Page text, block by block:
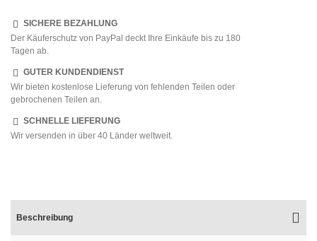
SICHERE BEZAHLUNG
Der Käuferschutz von PayPal deckt Ihre Einkäufe bis zu 180
Tagen ab.
GUTER KUNDENDIENST
Wir bieten kostenlose Lieferung von fehlenden Teilen oder
gebrochenen Teilen an.
SCHNELLE LIEFERUNG
Wir versenden in über 40 Länder weltweit.
Beschreibung